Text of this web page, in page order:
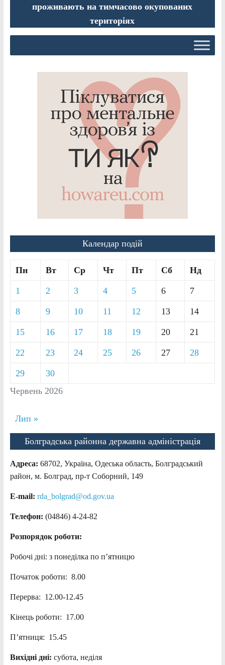
проживають на тимчасово окупованих
територіях
Календар подій
Червень 2026
Пн Вт Ср Чт Пт Сб Нд
1 2 3 4 5 6 7
8 9 10 11 12 13 14
15 16 17 18 19 20 21
22 23 24 25 26 27 28
29 30
Лип »
Болградська районна державна адміністрація
Адреса: 68702, Україна, Одеська область, Болградський
район, м. Болград, пр-т Соборний, 149
E-mail: rda_bolgrad@od.gov.ua
Телефон: (04846) 4-24-82
Розпорядок роботи:
Робочі дні: з понеділка по п’ятницю
Початок роботи: 8.00
Перерва: 12.00-12.45
Кінець роботи: 17.00
П’ятниця: 15.45
Вихідні дні: субота, неділя